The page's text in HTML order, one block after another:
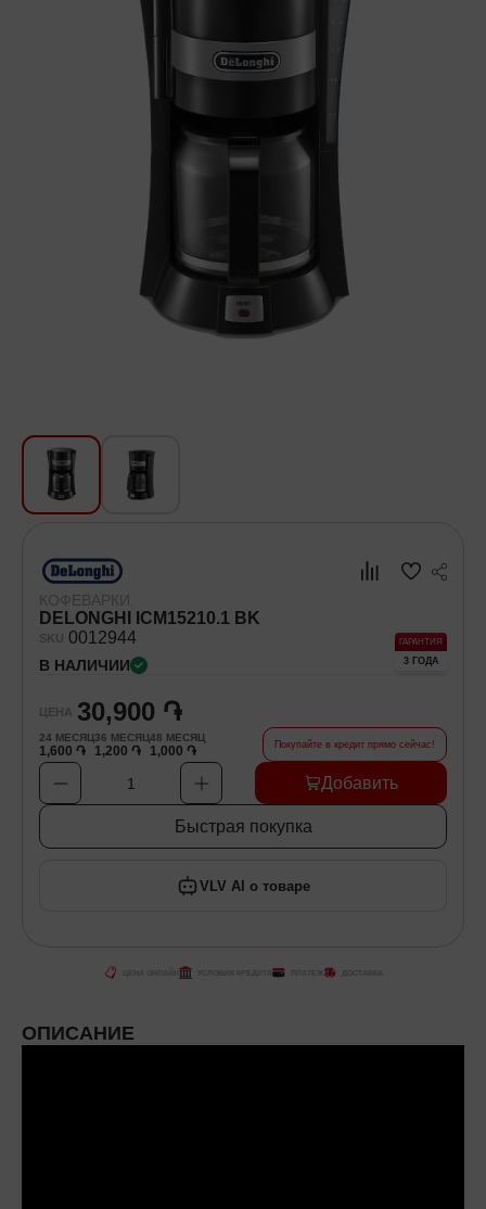
Аудиотехника для автомобилей
Санкерамика
Самокаты и Гироскутеры
КОФЕВАРКИ.
DELONGHI ICM15210.1 BK
SKU 0012944
В НАЛИЧИИ
ГАРАНТИЯ
3 ГОДА
ЦЕНА 30,900 ֏
24 МЕСЯЦ
1,600 ֏
36 МЕСЯЦ
1,200 ֏
48 МЕСЯЦ
1,000 ֏ Покупайте в кредит прямо сейчас!
1 Добавить
Быстрая покупка
VLV AI о товаре
ЦЕНА ОНЛАЙН УСЛОВИЯ КРЕДИТА ПЛАТЕЖ ДОСТАВКА
ОПИСАНИЕ